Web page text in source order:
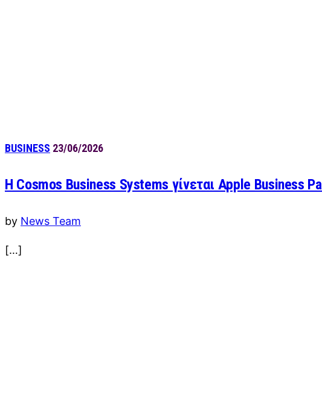
BUSINESS 23/06/2026
Η Cosmos Business Systems γίνεται Apple Business
by News Team
[…]